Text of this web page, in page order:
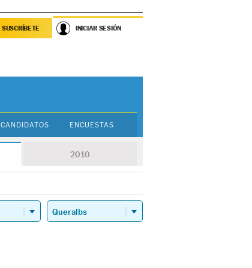
SUSCRÍBETE INICIAR SESIÓN
CANDIDATOS ENCUESTAS
2010